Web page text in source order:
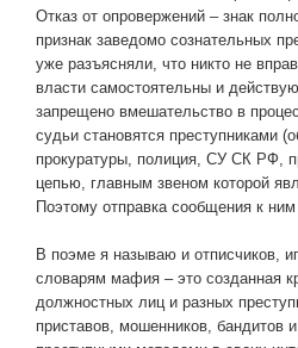
Отказ от опровержений – знак
признак заведомо сознательных
уже разъясняли, что никто не
власти самостоятельны и
запрещено вмешательство в
судьи становятся преступниками
прокуратуры, полиция, СУ СК РФ,
цепью, главным звеном которой
Поэтому отправка сообщения к
В поэме я называю и отписчиков,
словарям мафия – это созданная
должностных лиц и разных
приставов, мошенников, бандитов